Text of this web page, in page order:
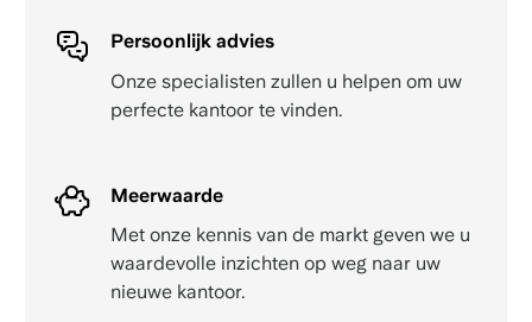
Persoonlijk advies
Onze specialisten zullen u helpen om uw
perfecte kantoor te vinden.
Meerwaarde
Met onze kennis van de markt geven we u
waardevolle inzichten op weg naar uw
nieuwe kantoor.